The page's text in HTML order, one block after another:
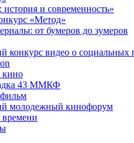
история и современность»
«Метод»
от бумеров до зумеров
конкурс видео о социальных
кино
43 ММКФ
молодежный кинофорум
времени